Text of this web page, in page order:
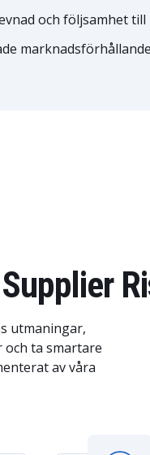
och följsamhet
utmaningar,
ta smartare
av våra